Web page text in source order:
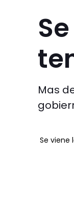
Mas
Se viene